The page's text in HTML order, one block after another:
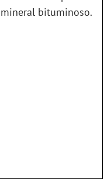
bituminoso.